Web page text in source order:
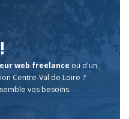
web freelance ou d'un
Centre-Val de Loire ?
vos besoins.